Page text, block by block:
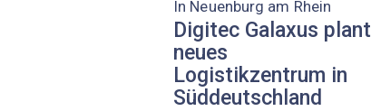
In Neuenburg am Rhein
Digitec Galaxus plant
neues
Logistikzentrum in
Süddeutschland